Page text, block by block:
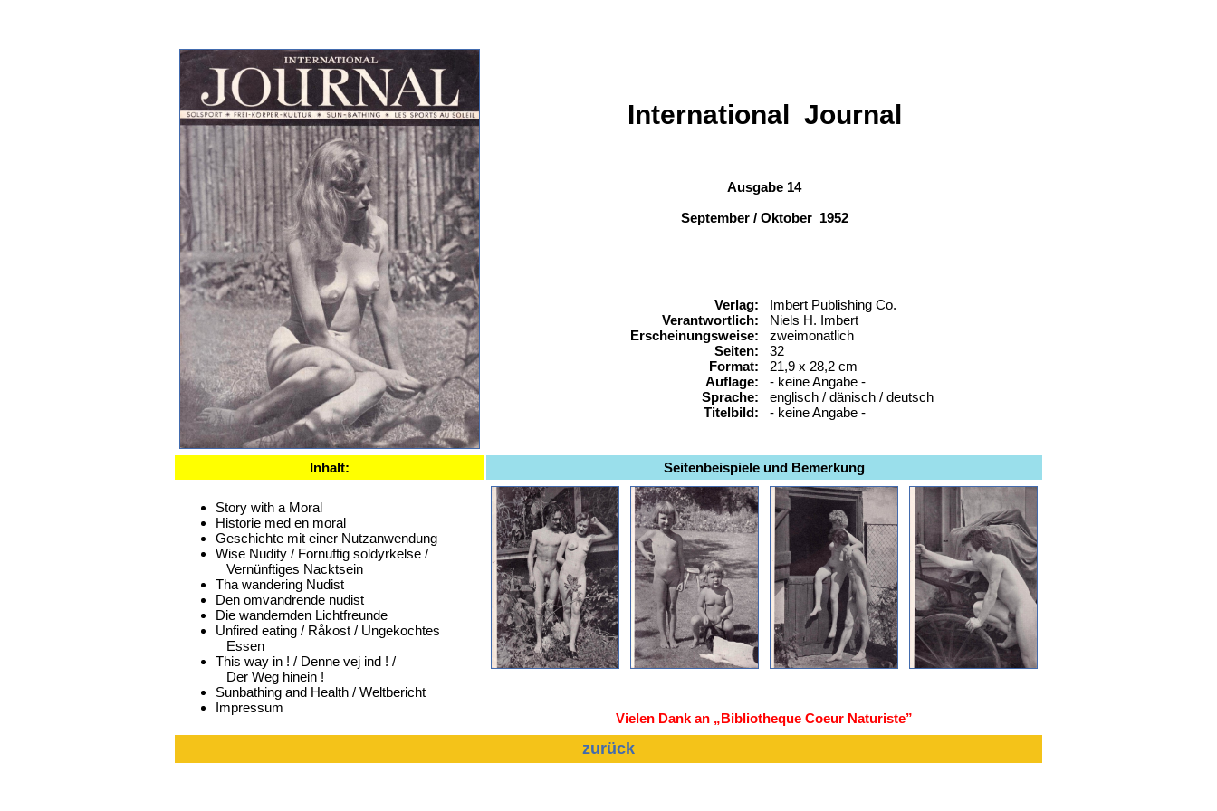
International Journal
Ausgabe 14
September / Oktober 1952
Verlag:
Verantwortlich:
Erscheinungsweise:
Seiten:
Format:
Auflage:
Sprache:
Titelbild:
Imbert Publishing Co.
Niels H. Imbert
zweimonatlich
32
21,9 x 28,2 cm
- keine Angabe -
englisch / dänisch / deutsch
- keine Angabe -
Inhalt: Seitenbeispiele und Bemerkung
Story with a Moral
Historie med en moral
Geschichte mit einer Nutzanwendung
Wise Nudity / Fornuftig soldyrkelse /
Vernünftiges Nacktsein
Tha wandering Nudist
Den omvandrende nudist
Die wandernden Lichtfreunde
Unfired eating / Råkost / Ungekochtes
Essen
This way in ! / Denne vej ind ! /
Der Weg hinein !
Sunbathing and Health / Weltbericht
Impressum
Vielen Dank an „Bibliotheque Coeur Naturiste”
zurück